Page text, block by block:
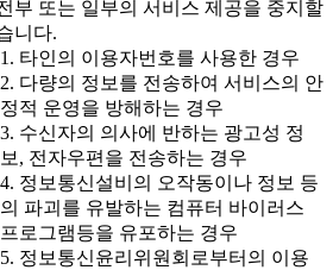
부 또는 일부의 서비스 제공을 중지할
니다.
1. 타인의 이용자번호를 사용한 경우
2. 다량의 정보를 전송하여 서비스의 안
정적 운영을 방해하는 경우
3. 수신자의 의사에 반하는 광고성 정
보, 전자우편을 전송하는 경우
4. 정보통신설비의 오작동이나 정보 등
의 파괴를 유발하는 컴퓨터 바이러스
프로그램등을 유포하는 경우
5. 정보통신윤리위원회로부터의 이용